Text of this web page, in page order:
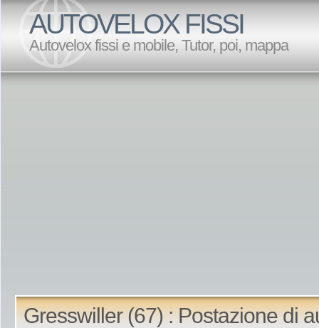
AUTOVELOX FISSI
Autovelox fissi e mobile, Tutor, poi, mappa
Gresswiller (67) : Postazione di